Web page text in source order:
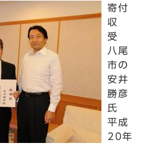
寄付
収
受
八尾
市の
安井
勝彦
氏
平成
20年